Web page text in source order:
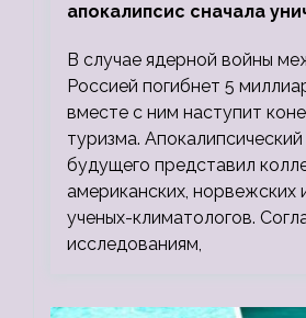
апокалипсис сначала
людей
В случае ядерной войны
Россией погибнет 5
вместе с ним наступит
туризма.
будущего представил
американских, норвежских
ученых-климатологов.
исследованиям,